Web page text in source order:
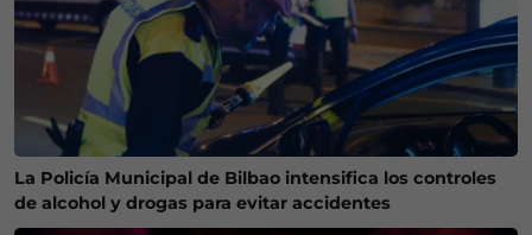
La Policía Municipal de Bilbao intensifica los controles
de alcohol y drogas para evitar accidentes